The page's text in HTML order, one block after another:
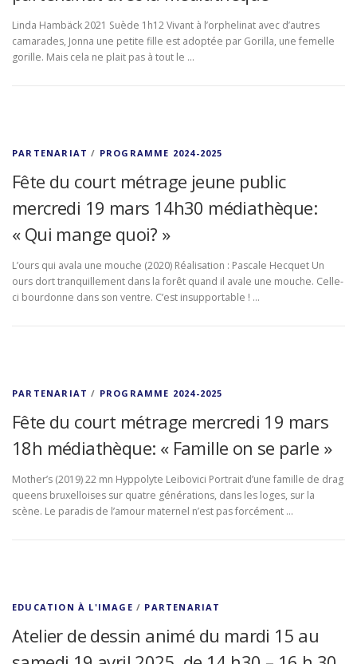
Linda Hambäck 2021 Suède 1h12 Vivant à l’orphelinat avec d’autres
camarades, Jonna une petite fille est adoptée par Gorilla, une femelle
gorille. Mais cela ne plait pas à tout le …
PARTENARIAT / PROGRAMME 2024-2025
Fête du court métrage jeune public
mercredi 19 mars 14h30 médiathèque:
« Qui mange quoi? »
L’ours qui avala une mouche (2020) Réalisation : Pascale Hecquet Un
ours dort tranquillement dans la forêt quand il avale une mouche. Celle-
ci bourdonne dans son ventre. C’est insupportable ! …
PARTENARIAT / PROGRAMME 2024-2025
Fête du court métrage mercredi 19 mars
18h médiathèque: « Famille on se parle »
Mother’s (2019) 22 mn Hyppolyte Leibovici Portrait d’une famille de drag
queens bruxelloises sur quatre générations, dans les loges, sur la
scène. Le paradis de l’amour maternel n’est pas forcément …
EDUCATION À L'IMAGE / PARTENARIAT
Atelier de dessin animé du mardi 15 au